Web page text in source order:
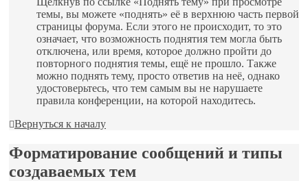
темы, вы можете «поднять» её в верхнюю часть первой
страницы форума. Если этого не происходит, то это
означает, что возможность поднятия тем могла быть
отключена, или время, которое должно пройти до
повторного поднятия темы, ещё не прошло. Также
можно поднять тему, просто ответив на неё, однако
удостоверьтесь, что тем самым вы не нарушаете
правила конференции, на которой находитесь.
Вернуться к началу
Форматирование сообщений и типы
создаваемых тем